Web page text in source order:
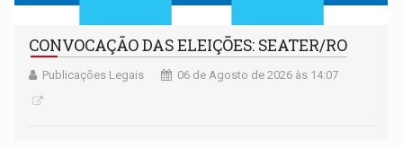
CONVOCAÇÃO DAS ELEIÇÕES: SEATER/RO
Publicações Legais 06 de Agosto de 2026 às 14:07